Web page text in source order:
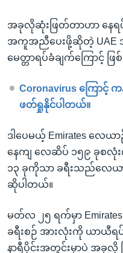
အခုလိုဆုံးဖြတ်တာဟာ နေ
အကူအညီပေးဖို့ဆိုတဲ့ UAE
မေတ္တာရပ်ခံချက်ကြောင့်
Coronavirus ကြောင့်
ဖတ်ရှုနိုင်ပါတယ်။
ဒါပေမယ့် Emirates လေယ
နေကျ လေဆိပ် ၁၅၉ ခုစလုံ
၁၃ ခုကိုသာ ခရီးသည်လေယ
ဆိုပါတယ်။
မတ်လ ၂၅ ရက်မှာ
ခရီးစဉ် အားလုံးကို ယာယီရ
နာရီပိုင်းအတွင်းမှာပဲ အခုလို